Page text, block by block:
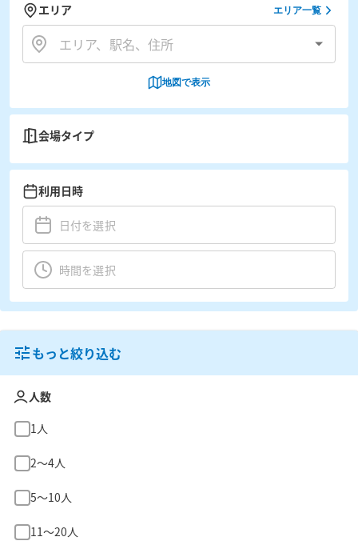
エリア エリア一覧
地図で表示
会場タイプ
利用日時
もっと絞り込む
人数
1人
2〜4人
5〜10人
11〜20人